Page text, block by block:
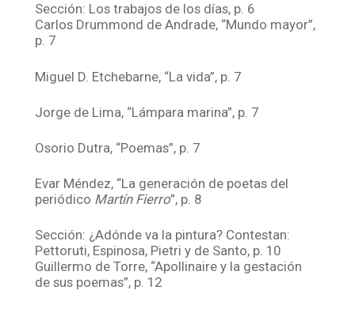
Sección: Los trabajos de los días, p. 6
Carlos Drummond de Andrade, “Mundo mayor”,
p. 7
Miguel D. Etchebarne, “La vida”, p. 7
Jorge de Lima, “Lámpara marina”, p. 7
Osorio Dutra, “Poemas”, p. 7
Evar Méndez, “La generación de poetas del
periódico Martín Fierro”, p. 8
Sección: ¿Adónde va la pintura? Contestan:
Pettoruti, Espinosa, Pietri y de Santo, p. 10
Guillermo de Torre, “Apollinaire y la gestación
de sus poemas”, p. 12